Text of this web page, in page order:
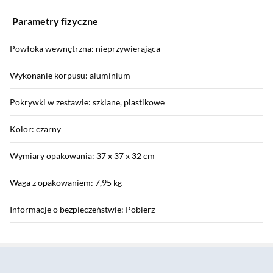
Parametry fizyczne
Powłoka wewnętrzna: nieprzywierająca
Wykonanie korpusu: aluminium
Pokrywki w zestawie: szklane, plastikowe
Kolor: czarny
Wymiary opakowania: 37 x 37 x 32 cm
Waga z opakowaniem: 7,95 kg
Informacje o bezpieczeństwie: Pobierz